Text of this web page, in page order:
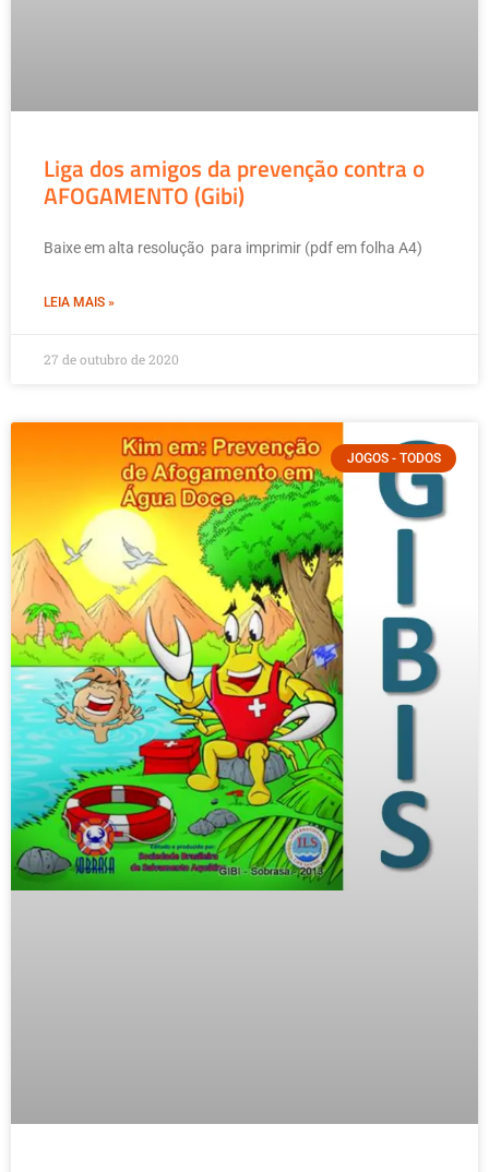
Liga dos amigos da prevenção contra o
AFOGAMENTO (Gibi)
Baixe em alta resolução para imprimir (pdf em folha A4)
LEIA MAIS »
27 de outubro de 2020
JOGOS - TODOS